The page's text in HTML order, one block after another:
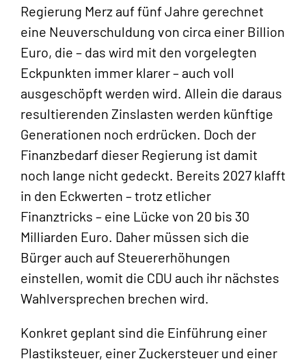
Regierung Merz auf fünf Jahre gerechnet
eine Neuverschuldung von circa einer Billion
Euro, die – das wird mit den vorgelegten
Eckpunkten immer klarer – auch voll
ausgeschöpft werden wird. Allein die daraus
resultierenden Zinslasten werden künftige
Generationen noch erdrücken. Doch der
Finanzbedarf dieser Regierung ist damit
noch lange nicht gedeckt. Bereits 2027 klafft
in den Eckwerten – trotz etlicher
Finanztricks – eine Lücke von 20 bis 30
Milliarden Euro. Daher müssen sich die
Bürger auch auf Steuererhöhungen
einstellen, womit die CDU auch ihr nächstes
Wahlversprechen brechen wird.
Konkret geplant sind die Einführung einer
Plastiksteuer, einer Zuckersteuer und einer